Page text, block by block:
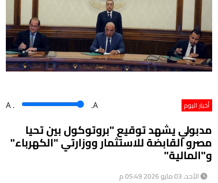
أخبار اليوم A . .A
مدبولي يشهد توقيع "بروتوكول بين تحيا
مصرو القابضة للاستثمار ووزارتي "الكهرباء"
و"المالية"
الأحد، 03 مايو 2026 05:49 م